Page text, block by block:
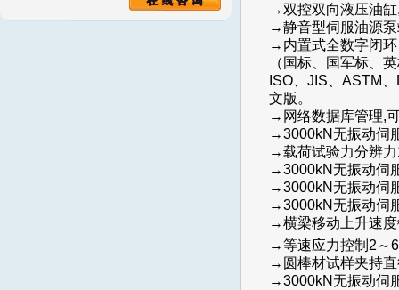
→双控双向液压油
→静音型伺服油源
→内置式全数字闭
（国标、国军标、
ISO、JIS、ASTM
文版。
→网络数据库管理,
→3000kN无振动伺
→载荷试验力分辨力
→3000kN无振动伺
→3000kN无振动伺
→3000kN无振动伺
→横梁移动上升速
→等速应力控制2～
→圆棒材试样夹持直
→3000kN无振动伺